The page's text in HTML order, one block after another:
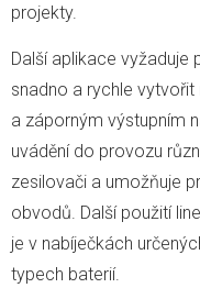
projekty.
Další aplikace vyžaduje
snadno a rychle
a záporným výstupním
uvádění do provozu
zesilovači a umožňuje
obvodů. Další použití
je v nabíječkách
typech baterií.